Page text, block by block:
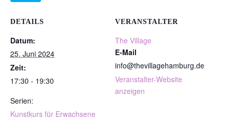
DETAILS
Datum:
25. Juni 2024
Zeit:
17:30 - 19:30
Serien:
Kunstkurs für Erwachsene
VERANSTALTER
The Village
E-Mail
info@thevillagehamburg.de
Veranstalter-Website
anzeigen